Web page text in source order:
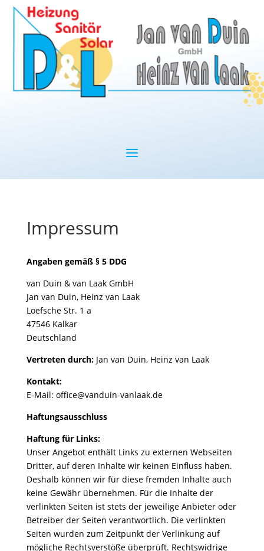
Impressum
Angaben gemäß § 5 DDG
van Duin & van Laak GmbH
Jan van Duin, Heinz van Laak
Loefsche Str. 1 a
47546 Kalkar
Deutschland
Vertreten durch:Jan van Duin, Heinz van Laak
Kontakt:
E-Mail: office@vanduin-vanlaak.de
Haftungsausschluss
Haftung für Links:
Unser Angebot enthält Links zu externen Webseiten
Dritter, auf deren Inhalte wir keinen Einfluss haben.
Deshalb können wir für diese fremden Inhalte auch
keine Gewähr übernehmen. Für die Inhalte der
verlinkten Seiten ist stets der jeweilige Anbieter oder
Betreiber der Seiten verantwortlich. Die verlinkten
Seiten wurden zum Zeitpunkt der Verlinkung auf
mögliche Rechtsverstöße überprüft. Rechtswidrige